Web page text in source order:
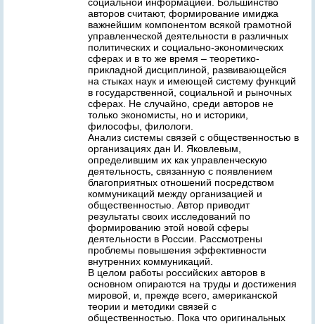
авторов считают, формирование имиджа
важнейшим компонентом всякой грамотной
управленческой деятельности в различных
политических и социально-экономических
сфеpax и в то же время – теоретико-
прикладной дисциплиной, развивающейся
на стыках наук и имеющей систему функций
в государственной, социальной и рыночных
сферах. Не случайно, среди авторов не
только экономисты, но и историки,
философы, филологи.
Анализ системы связей с общественностью в
организациях дан И. Яковлевым,
определившим их как управленческую
деятельность, связанную с появлением
благоприятных отношений посредством
коммуникаций между организацией и
общественностью. Автор приводит
результаты своих исследований по
формированию этой новой сферы
деятельности в России. Рассмотрены
проблемы повышения эффективности
внутренних коммуникаций.
В целом работы российских авторов в
основном опираются на труды и достижения
мировой, и, прежде всего, американской
теории и методики связей с
общественностью. Пока что оригинальных